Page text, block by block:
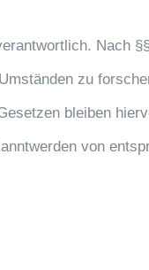
Nach
zu
bleiben
von